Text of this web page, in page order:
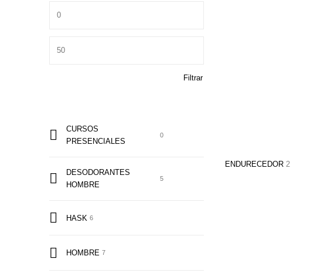
Filtrar
CURSOS
PRESENCIALES
0
DESODORANTES
HOMBRE
5
HASK 6
HOMBRE 7
ENDURECEDOR 2